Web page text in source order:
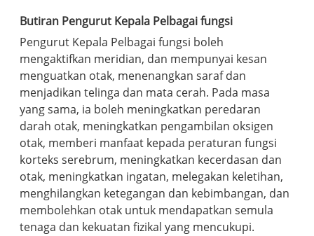
Butiran Pengurut Kepala Pelbagai fungsi
Pengurut Kepala Pelbagai fungsi boleh
mengaktifkan meridian, dan mempunyai kesan
menguatkan otak, menenangkan saraf dan
menjadikan telinga dan mata cerah. Pada masa
yang sama, ia boleh meningkatkan peredaran
darah otak, meningkatkan pengambilan oksigen
otak, memberi manfaat kepada peraturan fungsi
korteks serebrum, meningkatkan kecerdasan dan
otak, meningkatkan ingatan, melegakan keletihan,
menghilangkan ketegangan dan kebimbangan, dan
membolehkan otak untuk mendapatkan semula
tenaga dan kekuatan fizikal yang mencukupi.